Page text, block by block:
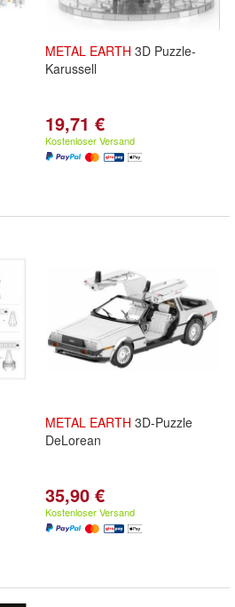
METAL EARTH 3D Puzzle-
Karussell
19,71 €
Kostenloser Versand
METAL EARTH 3D-Puzzle
DeLorean
35,90 €
Kostenloser Versand